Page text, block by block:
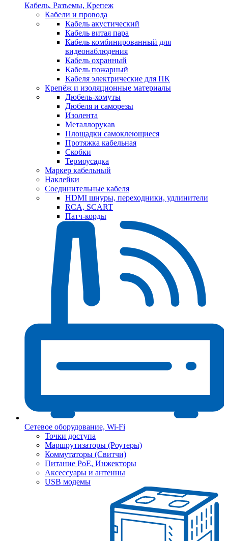
Кабель, Разъемы, Крепеж
Кабели и провода
Кабель акустический
Кабель витая пара
Кабель комбинированный для
видеонаблюдения
Кабель охранный
Кабель пожарный
Кабеля электрические для ПК
Крепёж и изоляционные материалы
Дюбель-хомуты
Дюбеля и саморезы
Изолента
Металлорукав
Площадки самоклеющиеся
Протяжка кабельная
Скобки
Термоусадка
Маркер кабельный
Наклейки
Соединительные кабеля
HDMI шнуры, переходники, удлинители
RCA, SCART
Патч-корды
Сетевое оборудование, Wi-Fi
Точки доступа
Маршрутизаторы (Роутеры)
Коммутаторы (Свитчи)
Питание PoE, Инжекторы
Аксессуары и антенны
USB модемы